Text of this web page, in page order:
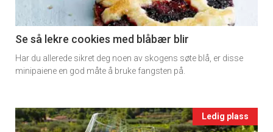
Registrer deg
section
11
Ukens
Se så lekre cookies med blåbær blir
Har du allerede sikret deg noen av skogens søte blå, er disse
minipaiene en god måte å bruke fangsten på.
Events
Ledig plass